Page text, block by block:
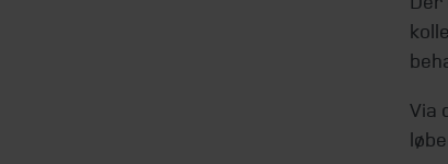
Via